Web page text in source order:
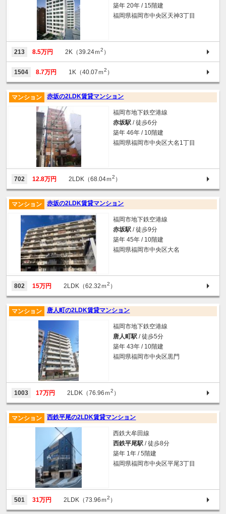
築年 20年 / 15階建
福岡県福岡市中央区天神3丁目
213 8.5万円 2K（39.24ｍ2 ）
1504 8.7万円 1K（40.07ｍ2 ）
赤坂の2LDK賃貸マンション
マンション
福岡市地下鉄空港線
赤坂駅 / 徒歩6分
築年 46年 / 10階建
福岡県福岡市中央区大名1丁目
702 12.8万円 2LDK（68.04ｍ2 ）
赤坂の2LDK賃貸マンション
マンション
福岡市地下鉄空港線
赤坂駅 / 徒歩9分
築年 45年 / 10階建
福岡県福岡市中央区大名
802 15万円 2LDK（62.32ｍ2 ）
唐人町の2LDK賃貸マンション
マンション
福岡市地下鉄空港線
唐人町駅 / 徒歩5分
築年 43年 / 10階建
福岡県福岡市中央区黒門
1003 17万円 2LDK（76.96ｍ2 ）
西鉄平尾の2LDK賃貸マンション
マンション
西鉄大牟田線
西鉄平尾駅 / 徒歩8分
築年 1年 / 5階建
福岡県福岡市中央区平尾3丁目
501 31万円 2LDK（73.96ｍ2 ）